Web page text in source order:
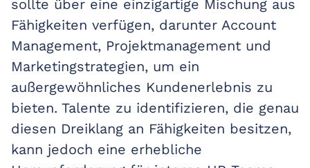
sollte über eine einzigartige Mischung aus
Fähigkeiten verfügen, darunter Account
Management, Projektmanagement und
Marketingstrategien, um ein
außergewöhnliches Kundenerlebnis zu
bieten. Talente zu identifizieren, die genau
diesen Dreiklang an Fähigkeiten besitzen,
kann jedoch eine erhebliche